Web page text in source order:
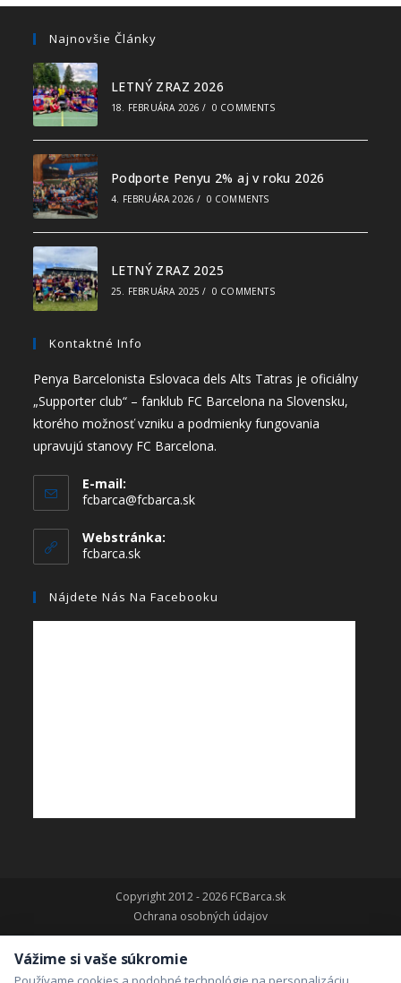
Najnovšie Články
LETNÝ ZRAZ 2026
18. FEBRUÁRA 2026 / 0 COMMENTS
Podporte Penyu 2% aj v roku 2026
4. FEBRUÁRA 2026 / 0 COMMENTS
LETNÝ ZRAZ 2025
25. FEBRUÁRA 2025 / 0 COMMENTS
Kontaktné Info
Penya Barcelonista Eslovaca dels Alts Tatras je oficiálny
„Supporter club“ – fanklub FC Barcelona na Slovensku,
ktorého možnosť vzniku a podmienky fungovania
upravujú stanovy FC Barcelona.
E-mail:
fcbarca@fcbarca.sk
Webstránka:
fcbarca.sk
Nájdete Nás Na Facebooku
Copyright 2012 - 2026 FCBarca.sk
Ochrana osobných údajov
Vážime si vaše súkromie